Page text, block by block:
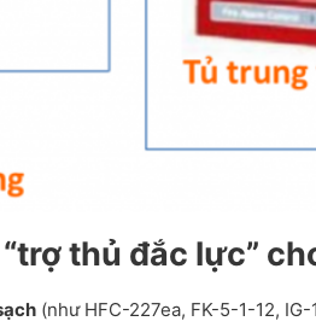
thủ đắc lực”
(như HFC-227ea, FK-5-1-12,